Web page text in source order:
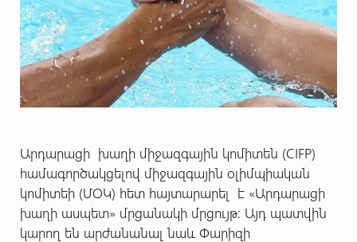
Արդարացի խաղի միջազգային կոմիտեն (CIFP)
համագործակցելով միջազգային օլիմպիական
կոմիտեի (ՄՕԿ) հետ հայտարարել է «Արդարացի
խաղի ասպետ» մրցանակի մրցույթ: Այդ պատվին
կարող են արժանանալ նաև Փարիզի